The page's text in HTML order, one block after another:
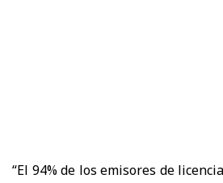
“El 94% de los emisores de